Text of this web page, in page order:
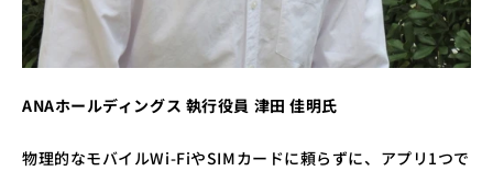
ANAホールディングス 執行役員 津田 佳明氏
物理的なモバイルWi-FiやSIMカードに頼らずに、アプリ1つで